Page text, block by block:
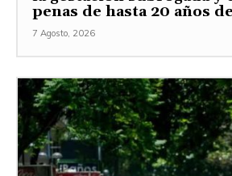
penas de hasta 20 años
7 Agosto, 2026